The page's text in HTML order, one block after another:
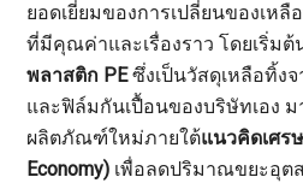
ยอดเยี่ยมของการเปลี่ยนของเห
ที่มีคุณค่าและเรื่องราว โดยเริ่มต้
พลาสติก PEซึ่งเป็นวัสดุเหลือทิ้ง
และฟิล์มกันเปื้อนของบริษัทเอง ม
ผลิตภัณฑ์ใหม่ภายใต้แนวคิดเศร
Economy) เพื่อลดปริมาณขยะอุต